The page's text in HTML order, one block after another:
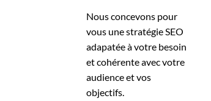
Nous concevons pour
vous une stratégie SEO
adapatée à votre besoin
et cohérente avec votre
audience et vos
objectifs.